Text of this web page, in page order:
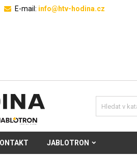
E-mail: info@htv-hodina.cz
JABLOTRON